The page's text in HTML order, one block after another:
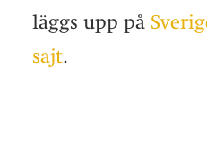
läggs upp på
sajt.